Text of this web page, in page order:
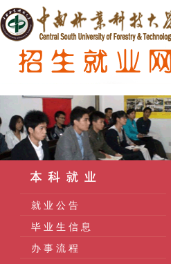
就 业 公 告
毕 业 生 信 息
办 事 流 程